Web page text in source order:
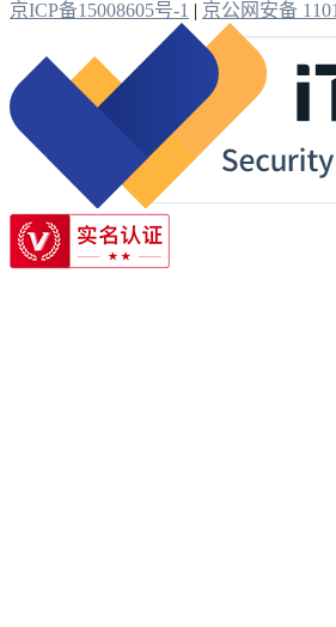
京ICP备15008605号-1 | 京公网安备